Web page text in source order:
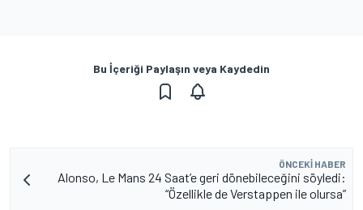
Bu İçeriği Paylaşın veya Kaydedin
ÖNCEKI HABER
Alonso, Le Mans 24 Saat’e geri dönebileceğini söyledi:
“Özellikle de Verstappen ile olursa”